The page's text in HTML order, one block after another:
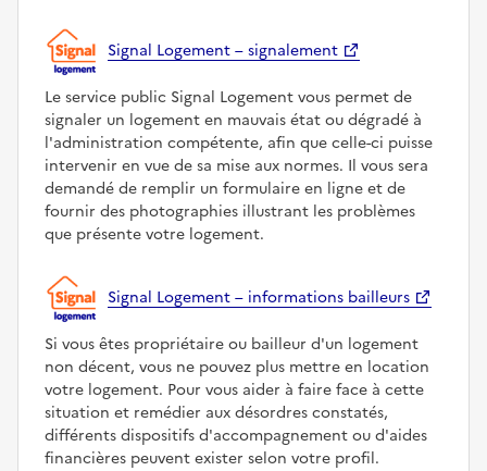
Signal Logement – signalement
Le service public Signal Logement vous permet de
signaler un logement en mauvais état ou dégradé à
l'administration compétente, afin que celle-ci puisse
intervenir en vue de sa mise aux normes. Il vous sera
demandé de remplir un formulaire en ligne et de
fournir des photographies illustrant les problèmes
que présente votre logement.
Signal Logement – informations bailleurs
Si vous êtes propriétaire ou bailleur d'un logement
non décent, vous ne pouvez plus mettre en location
votre logement. Pour vous aider à faire face à cette
situation et remédier aux désordres constatés,
différents dispositifs d'accompagnement ou d'aides
financières peuvent exister selon votre profil.